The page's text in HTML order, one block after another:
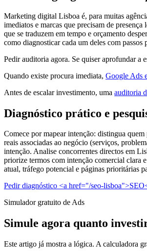
Marketing digital Lisboa é, para muitas
imediatos e marcas que precisam de
que se traduzem em tempo e orçamento
como diagnosticar cada um deles com
Pedir auditoria agora. Se quiser aprofundar a
Quando existe procura imediata, Google Ads
Antes de escalar investimento, uma auditoria
Diagnóstico prático e
Comece por mapear intenção: distingua
reais associadas ao negócio (serviços,
intenção. Analise concorrentes directos em
priorize termos com intenção comercial clara
atual, tráfego potencial e páginas prioritárias
Pedir diagnóstico <a href="/seo-
Simulador gratuito de Ads
Simule agora quanto
Este artigo já mostra a lógica. A calculadora